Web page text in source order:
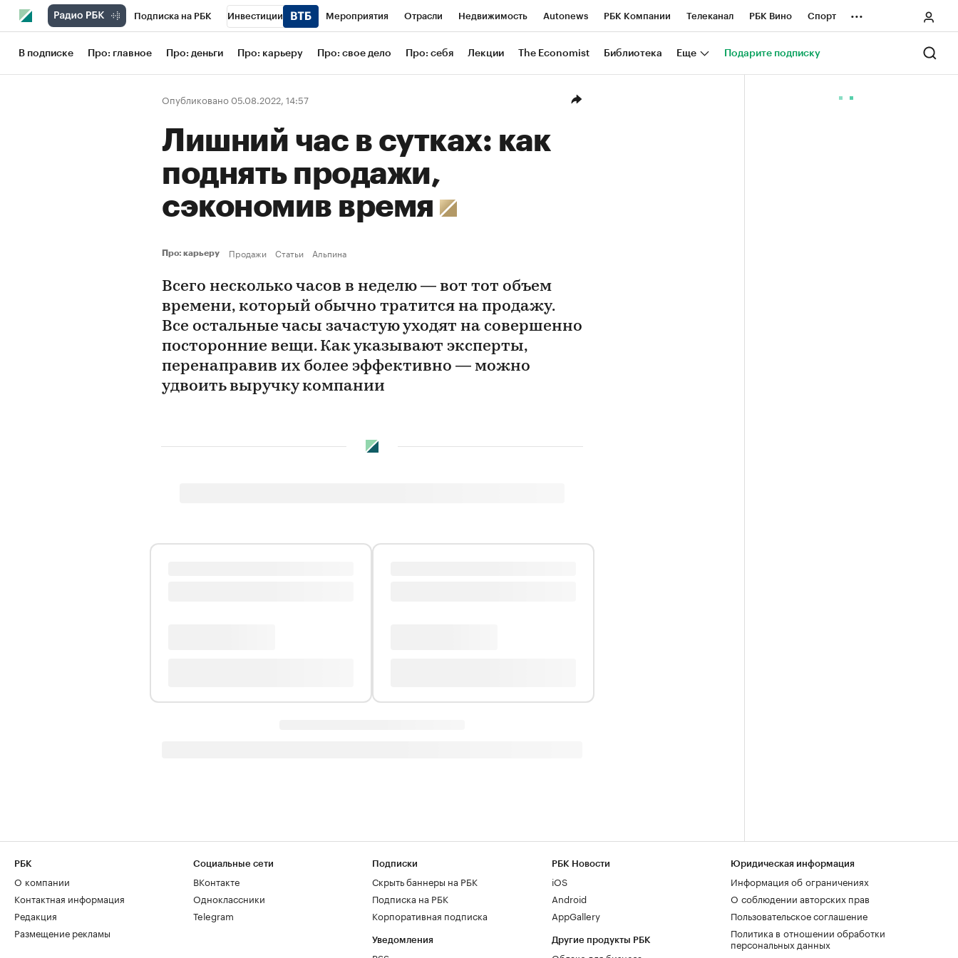
Подписка на РБК Инвестиции Мероприятия Отрасли Недвижимость Autonews РБК Компании Телеканал РБК Вино Спорт
Школа управления РБК РБК Образование РБК Life Тренды Визионеры Национальные проекты Город
Рынок наличной валюты
...
В подписке Про: главное Про: деньги Про: карьеру Про: свое дело Про: себя Лекции The Economist Библиотека Еще Подарите подписку
Опубликовано 05.08.2022, 14:57
Лишний час в сутках: как
поднять продажи,
сэкономив время
Про: карьеру Продажи Статьи Альпина
Всего несколько часов в неделю — вот тот объем
времени, который обычно тратится на продажу.
Все остальные часы зачастую уходят на совершенно
посторонние вещи. Как указывают эксперты,
перенаправив их более эффективно — можно
удвоить выручку компании
РБК
О компании
Контактная информация
Редакция
Размещение рекламы
Социальные сети
ВКонтакте
Одноклассники
Telegram
Подписки
Скрыть баннеры на РБК
Подписка на РБК
Корпоративная подписка
Уведомления
РБК Новости
iOS
Android
AppGallery
Другие продукты РБК
Юридическая информация
Информация об ограничениях
О соблюдении авторских прав
Пользовательское соглашение
Политика в отношении обработки
персональных данных